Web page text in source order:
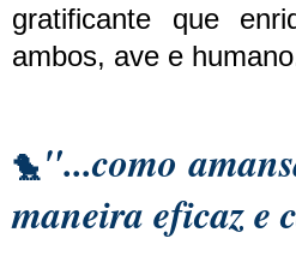
gratificante que
ambos, ave e
🐤"...como
maneira eficaz e